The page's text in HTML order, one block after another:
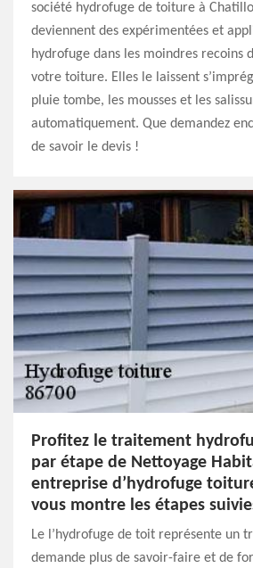
société hydrofuge de toiture à
deviennent des expérimentées et
hydrofuge dans les moindres recoins
votre toiture. Elles le laissent
pluie tombe, les mousses et les
automatiquement. Que demandez
de savoir le devis !
Profitez le traitement
par étape de Nettoyage
entreprise d’hydrofuge
vous montre les étapes
Le l’hydrofuge de toit représente un
demande plus de savoir-faire et de